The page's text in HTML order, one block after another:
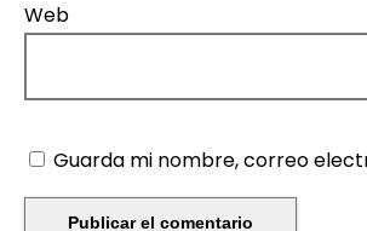
Web
Guarda mi nombre, correo